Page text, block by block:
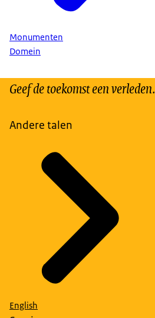
Monumenten
Domein
Geef de toekomst een verleden.
Andere talen
English